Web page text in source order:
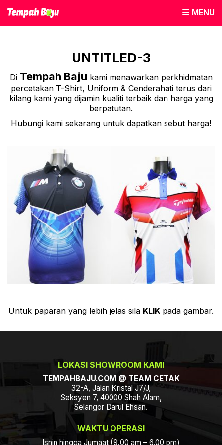
MENU
UNTITLED-3
Di Tempah Baju kami menawarkan perkhidmatan
percetakan T-Shirt, Uniform & Cenderahati terus dari
kilang kami yang dijamin kualiti terbaik dan harga yang
berpatutan.
Hubungi kami sekarang untuk dapatkan sebut harga!
Untuk paparan yang lebih jelas sila KLIK pada gambar.
LOKASI SHOWROOM KAMI
TEMPAHBAJU.COM @ TEAM CETAK
32-A, Jalan Kristal J7/J,
Seksyen 7, 40000 Shah Alam,
Selangor Darul Ehsan.
WAKTU OPERASI
Isnin hingga Jumaat (9.00 am – 6.00 pm)